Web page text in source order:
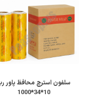
سلفون استرچ محافظ پاور
10*34*1000
علاقمندی